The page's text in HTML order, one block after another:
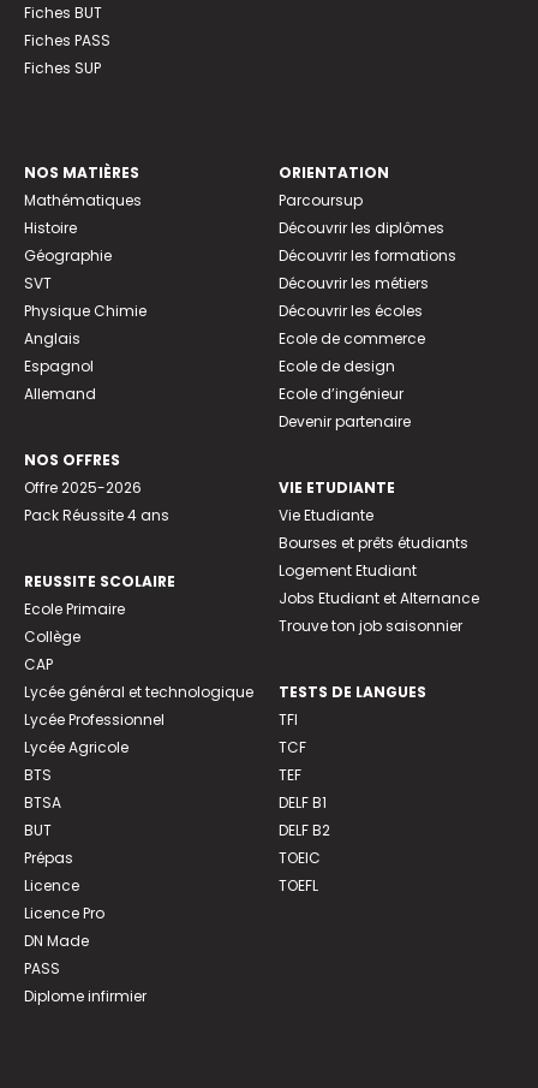
Fiches BUT
Fiches PASS
Fiches SUP
NOS MATIÈRES
Mathématiques
Histoire
Géographie
SVT
Physique Chimie
Anglais
Espagnol
Allemand
NOS OFFRES
Offre 2025-2026
Pack Réussite 4 ans
REUSSITE SCOLAIRE
Ecole Primaire
Collège
CAP
Lycée général et technologique
Lycée Professionnel
Lycée Agricole
BTS
BTSA
BUT
Prépas
Licence
Licence Pro
DN Made
PASS
Diplome infirmier
ORIENTATION
Parcoursup
Découvrir les diplômes
Découvrir les formations
Découvrir les métiers
Découvrir les écoles
Ecole de commerce
Ecole de design
Ecole d’ingénieur
Devenir partenaire
VIE ETUDIANTE
Vie Etudiante
Bourses et prêts étudiants
Logement Etudiant
Jobs Etudiant et Alternance
Trouve ton job saisonnier
TESTS DE LANGUES
TFI
TCF
TEF
DELF B1
DELF B2
TOEIC
TOEFL